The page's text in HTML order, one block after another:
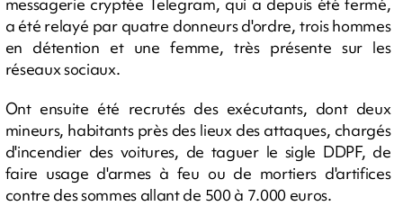
a été relayé par quatre donneurs d'ordre, trois hommes
en détention et une femme, très présente sur les
réseaux sociaux.
Ont ensuite été recrutés des exécutants, dont deux
mineurs, habitants près des lieux des attaques, chargés
d'incendier des voitures, de taguer le sigle DDPF, de
faire usage d'armes à feu ou de mortiers d'artifices
contre des sommes allant de 500 à 7.000 euros.